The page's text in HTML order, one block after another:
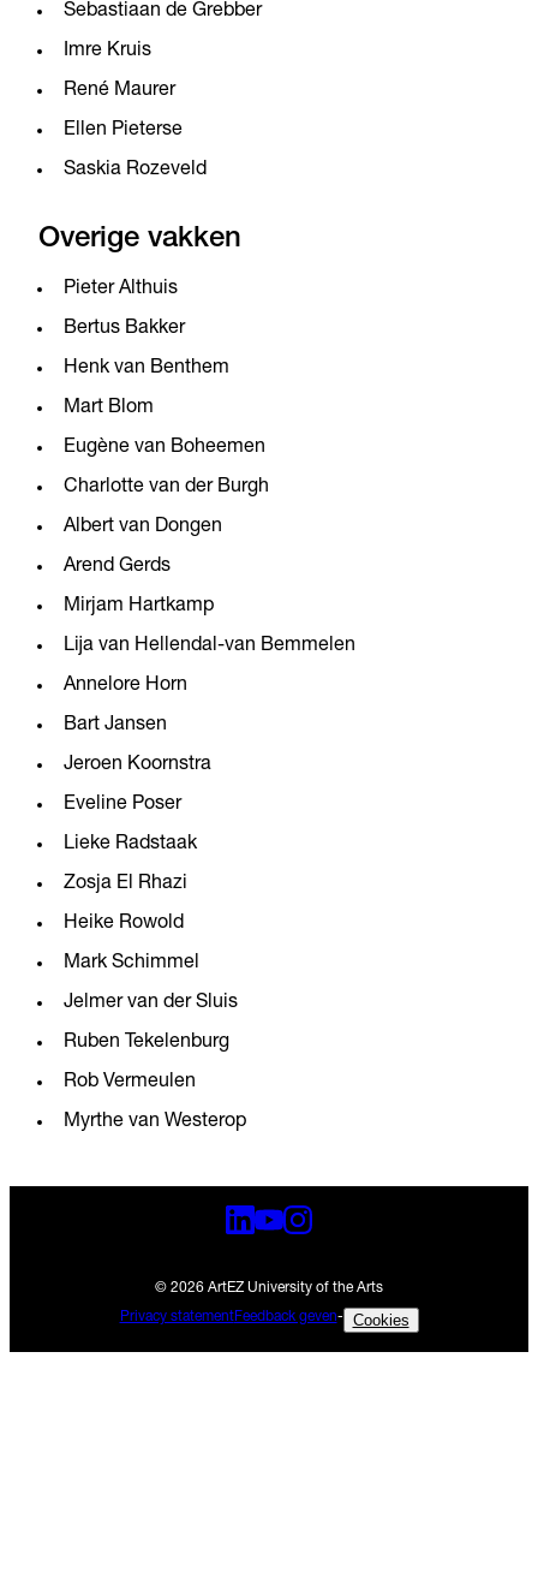
Sebastiaan de Grebber
Imre Kruis
René Maurer
Ellen Pieterse
Saskia Rozeveld
Overige vakken
Pieter Althuis
Bertus Bakker
Henk van Benthem
Mart Blom
Eugène van Boheemen
Charlotte van der Burgh
Albert van Dongen
Arend Gerds
Mirjam Hartkamp
Lija van Hellendal-van Bemmelen
Annelore Horn
Bart Jansen
Jeroen Koornstra
Eveline Poser
Lieke Radstaak
Zosja El Rhazi
Heike Rowold
Mark Schimmel
Jelmer van der Sluis
Ruben Tekelenburg
Rob Vermeulen
Myrthe van Westerop
© 2026 ArtEZ University of the Arts
Privacy statementFeedback geven- Cookies